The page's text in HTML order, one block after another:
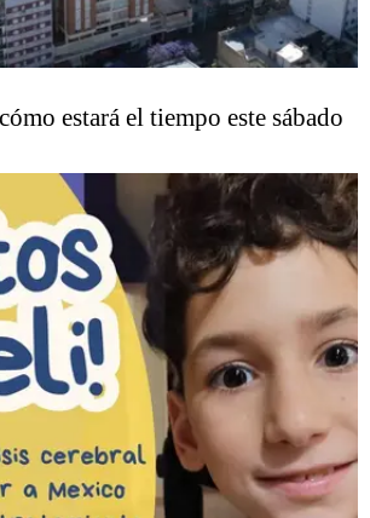
estará el tiempo este sábado